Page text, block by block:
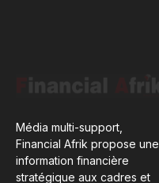
Média multi-support,
Financial Afrik propose une
information financière
stratégique aux cadres et